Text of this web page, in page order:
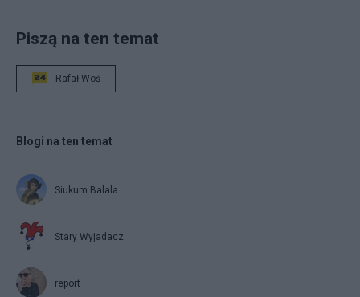
Piszą na ten temat
Rafał Woś
Blogi na ten temat
Siukum Balala
Stary Wyjadacz
report